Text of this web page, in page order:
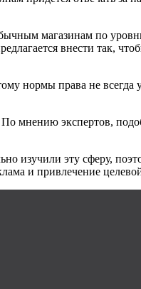
магазинам по
внести так,
нормы права не
По мнению экспертов,
изучили эту сферу,
и привлечение